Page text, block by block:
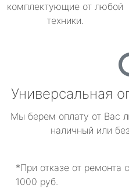
комплектующие от любой
техники.
Универсальная
Мы берем оплату от Вас
наличный или
*При отказе от ремонта
1000 руб.